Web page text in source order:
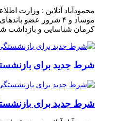
موساد و ۴ شرور عضو
کرمان شناسایی و بازداشت
شرط جدید برای
شرط جدید برای